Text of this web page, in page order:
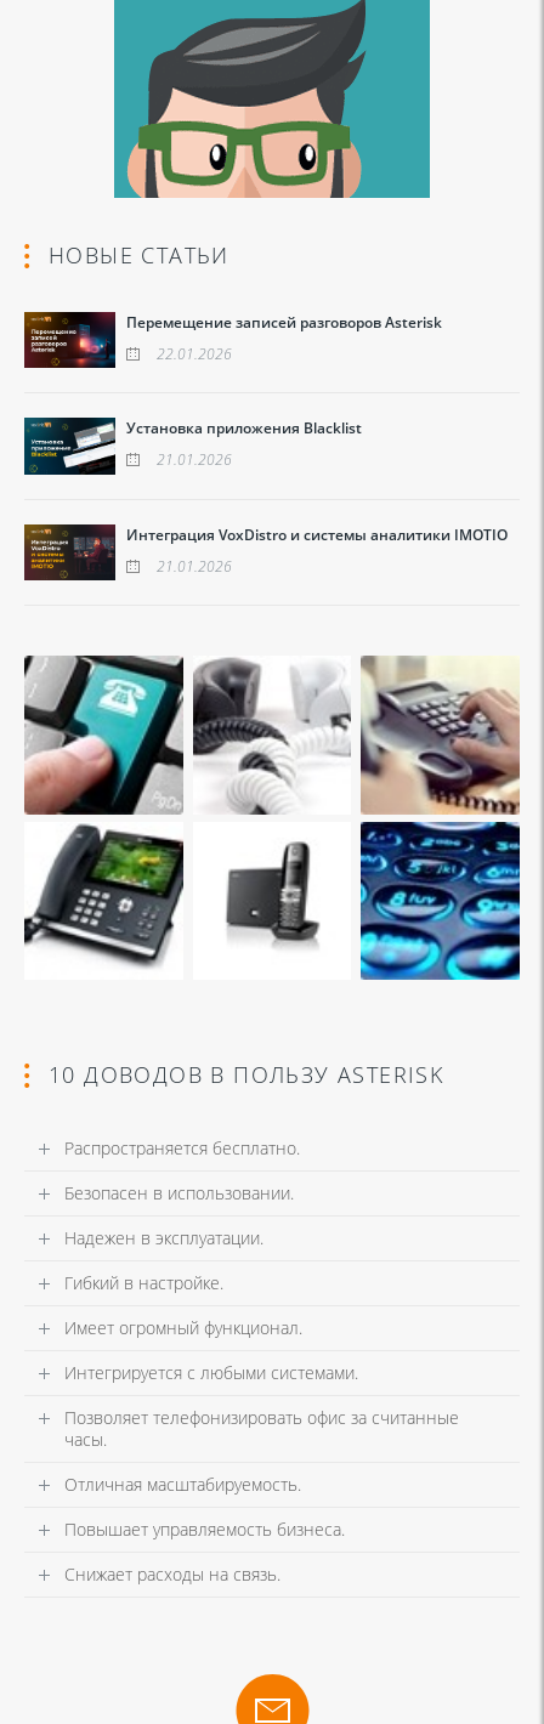
НОВЫЕ СТАТЬИ
Перемещение записей разговоров Asterisk
22.01.2026
Установка приложения Blacklist
21.01.2026
Интеграция VoxDistro и системы аналитики IMOTIO
21.01.2026
10 ДОВОДОВ В ПОЛЬЗУ ASTERISK
Распространяется бесплатно.
Безопасен в использовании.
Надежен в эксплуатации.
Гибкий в настройке.
Имеет огромный функционал.
Интегрируется с любыми системами.
Позволяет телефонизировать офис за считанные
часы.
Отличная масштабируемость.
Повышает управляемость бизнеса.
Снижает расходы на связь.